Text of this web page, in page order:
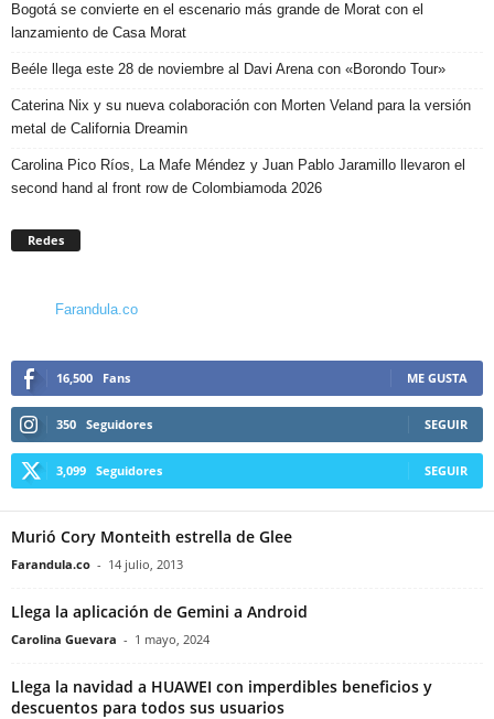
Bogotá se convierte en el escenario más grande de Morat con el
lanzamiento de Casa Morat
Beéle llega este 28 de noviembre al Davi Arena con «Borondo Tour»
Caterina Nix y su nueva colaboración con Morten Veland para la versión
metal de California Dreamin
Carolina Pico Ríos, La Mafe Méndez y Juan Pablo Jaramillo llevaron el
second hand al front row de Colombiamoda 2026
Redes
Farandula.co
16,500 Fans ME GUSTA
350 Seguidores SEGUIR
3,099 Seguidores SEGUIR
Murió Cory Monteith estrella de Glee
Farandula.co - 14 julio, 2013
Llega la aplicación de Gemini a Android
Carolina Guevara - 1 mayo, 2024
Llega la navidad a HUAWEI con imperdibles beneficios y
descuentos para todos sus usuarios